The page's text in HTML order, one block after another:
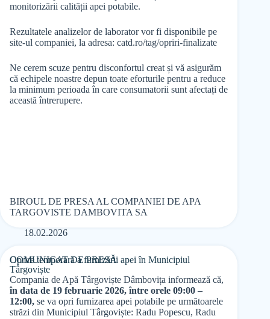
monitorizării calității apei potabile.
Rezultatele analizelor de laborator vor fi disponibile pe
site-ul companiei, la adresa: catd.ro/tag/opriri-finalizate
Ne cerem scuze pentru disconfortul creat și vă asigurăm
că echipele noastre depun toate eforturile pentru a reduce
la minimum perioada în care consumatorii sunt afectați de
această întrerupere.
BIROUL DE PRESA AL COMPANIEI DE APA
TARGOVISTE DAMBOVITA SA
18.02.2026
COMUNICAT DE PRESĂ
Oprire temporară a furnizării apei în Municipiul
Târgoviște
Compania de Apă Târgoviște Dâmbovița informează că,
în data de 19 februarie 2026, între orele 09:00 –
12:00, se va opri furnizarea apei potabile pe următoarele
străzi din Municipiul Târgoviște: Radu Popescu, Radu